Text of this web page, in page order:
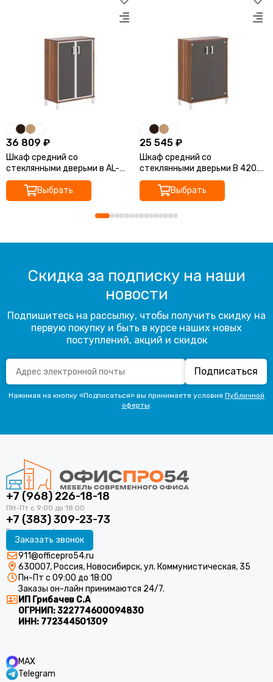
36 809 ₽
Шкаф средний со
стеклянными дверьми в AL-
рамке B 420.7 900х450х1286
BORN
Выбрать
25 545 ₽
Шкаф средний со
стеклянными дверьми B 420.8
900х450х1286 BORN
Выбрать
Скидка за подписку на наши
новости
Подпишитесь на рассылку, чтобы получить скидку на
первую покупку и быть в курсе наших новых
поступлений, акций и скидок
Подписаться
Нажимая на кнопку «Подписаться» вы принимаете условия Публичной
оферты.
+7 (968) 226-18-18
+7 (383) 309-23-73
Заказать звонок
911@officepro54.ru
630007, Россия, Новосибирск, ул. Коммунистическая, 35
Пн-Пт с 09:00 до 18:00
Заказы он-лайн принимаются 24/7.
ИП Грибачев С.А
ОГРНИП:322774600094830
ИНН: 772344501309
MAX
Telegram